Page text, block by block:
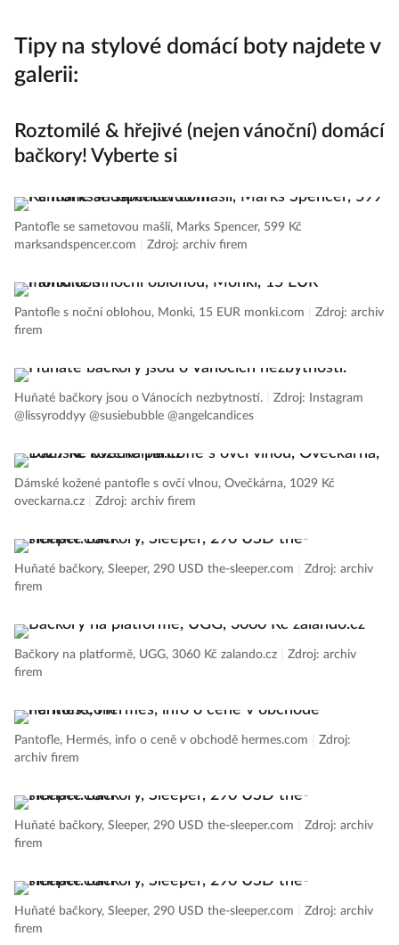
Tipy na stylové domácí boty najdete v
galerii:
Roztomilé & hřejivé (nejen vánoční) domácí
bačkory! Vyberte si
Pantofle se sametovou mašlí, Marks Spencer, 599 Kč
marksandspencer.com
Zdroj: archiv firem
Pantofle s noční oblohou, Monki, 15 EUR monki.com
Zdroj: archiv
firem
Huňaté bačkory jsou o Vánocích nezbytností.
Zdroj: Instagram
@lissyroddyy @susiebubble @angelcandices
Dámské kožené pantofle s ovčí vlnou, Ovečkárna, 1029 Kč
oveckarna.cz
Zdroj: archiv firem
Huňaté bačkory, Sleeper, 290 USD the-sleeper.com
Zdroj: archiv
firem
Bačkory na platformě, UGG, 3060 Kč zalando.cz
Zdroj: archiv
firem
Pantofle, Hermés, info o ceně v obchodě hermes.com
Zdroj:
archiv firem
Huňaté bačkory, Sleeper, 290 USD the-sleeper.com
Zdroj: archiv
firem
Huňaté bačkory, Sleeper, 290 USD the-sleeper.com
Zdroj: archiv
firem